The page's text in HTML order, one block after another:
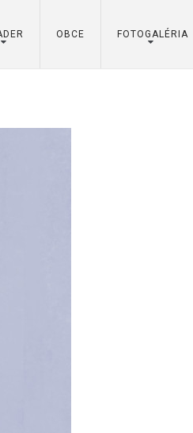
OBCE FOTOGALÉRIA